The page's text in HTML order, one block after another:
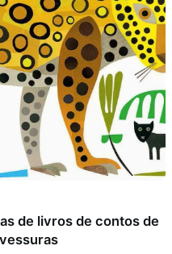
de livros de contos de